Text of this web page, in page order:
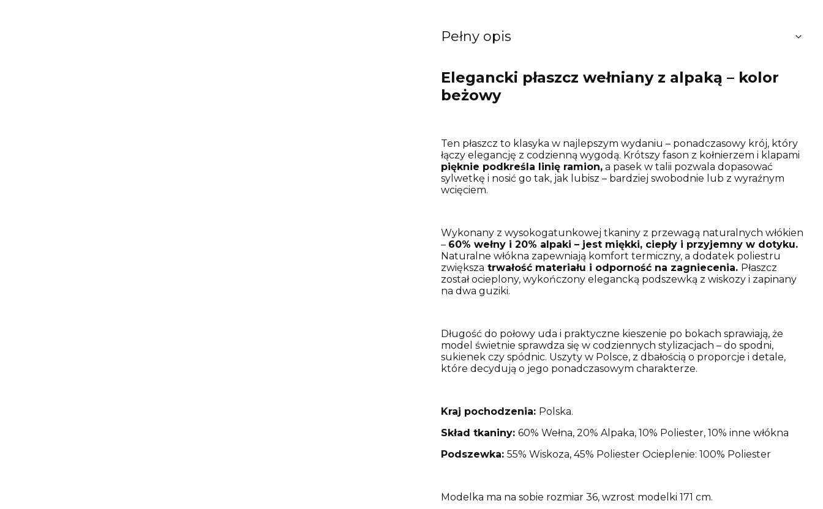
Pełny opis
Elegancki płaszcz wełniany z alpaką – kolor
beżowy
Ten płaszcz to klasyka w najlepszym wydaniu – ponadczasowy krój, który
łączy elegancję z codzienną wygodą. Krótszy fason z kołnierzem i klapami
pięknie podkreśla linię ramion, a pasek w talii pozwala dopasować
sylwetkę i nosić go tak, jak lubisz – bardziej swobodnie lub z wyraźnym
wcięciem.
Wykonany z wysokogatunkowej tkaniny z przewagą naturalnych włókien
– 60% wełny i 20% alpaki – jest miękki, ciepły i przyjemny w dotyku.
Naturalne włókna zapewniają komfort termiczny, a dodatek poliestru
zwiększa trwałość materiału i odporność na zagniecenia. Płaszcz
został ocieplony, wykończony elegancką podszewką z wiskozy i zapinany
na dwa guziki.
Długość do połowy uda i praktyczne kieszenie po bokach sprawiają, że
model świetnie sprawdza się w codziennych stylizacjach – do spodni,
sukienek czy spódnic. Uszyty w Polsce, z dbałością o proporcje i detale,
które decydują o jego ponadczasowym charakterze.
Kraj pochodzenia: Polska.
Skład tkaniny: 60% Wełna, 20% Alpaka, 10% Poliester, 10% inne włókna
Podszewka: 55% Wiskoza, 45% Poliester Ocieplenie: 100% Poliester
Modelka ma na sobie rozmiar 36, wzrost modelki 171 cm.